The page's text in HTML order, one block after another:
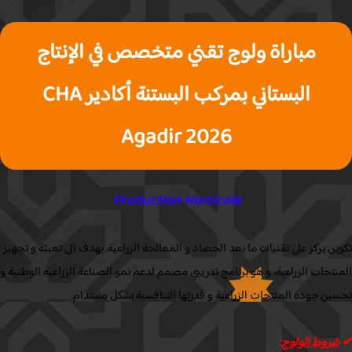
مباراة ولوج تقني متخصص في الإنتاج
البستاني بمركب البستنة أكادير CHA
Agadir 2026
Production Horticole
يركز على تقنيات ما بعد الحصاد و المعالجة الزراعية. يهدف الى تعبئة و تجهيز
الزراعية، و هو برنامج تدريبي مصمم لدعم نمو الصناعة الزراعية الوطنية و
جودة المنتجات الزراعية و قدرتها التنافسية بشكل مستدام.
الولوج: